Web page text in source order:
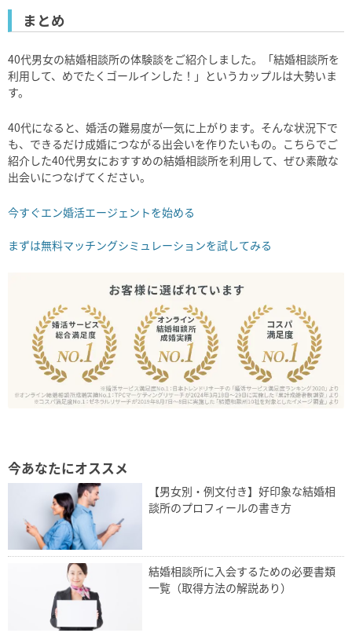
まとめ
40代男女の結婚相談所の体験談をご紹介しました。「結婚相談所を
利用して、めでたくゴールインした！」というカップルは大勢いま
す。
40代になると、婚活の難易度が一気に上がります。そんな状況下で
も、できるだけ成婚につながる出会いを作りたいもの。こちらでご
紹介した40代男女におすすめの結婚相談所を利用して、ぜひ素敵な
出会いにつなげてください。
今すぐエン婚活エージェントを始める
まずは無料マッチングシミュレーションを試してみる
今あなたにオススメ
【男女別・例文付き】好印象な結婚相
談所のプロフィールの書き方
結婚相談所に入会するための必要書類
一覧（取得方法の解説あり）